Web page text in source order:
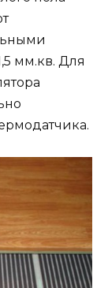
мм.кв. Для